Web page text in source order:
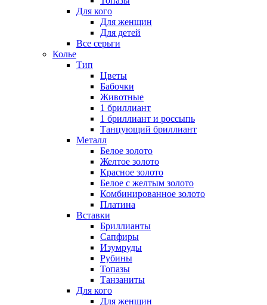
Для кого
Для женщин
Для детей
Все серьги
Колье
Тип
Цветы
Бабочки
Животные
1 бриллиант
1 бриллиант и россыпь
Танцующий бриллиант
Металл
Белое золото
Желтое золото
Красное золото
Белое с желтым золото
Комбинированное золото
Платина
Вставки
Бриллианты
Сапфиры
Изумруды
Рубины
Топазы
Танзаниты
Для кого
Для женщин